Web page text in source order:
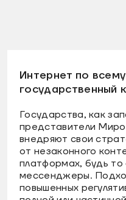
Интернет по
государственный
Государства, как
представители
внедряют свои
от незаконного
платформах, будь то
мессенджеры.
повышенных